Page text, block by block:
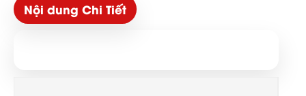
Nội dung Chi Tiết